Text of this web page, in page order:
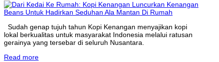
Sudah genap tujuh tahun Kopi Kenangan menyajikan kopi
lokal berkualitas untuk masyarakat Indonesia melalui ratusan
gerainya yang tersebar di seluruh Nusantara.
Read more